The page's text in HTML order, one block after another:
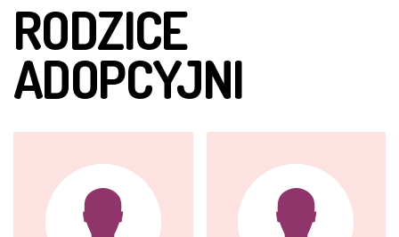
RODZICE
ADOPCYJNI